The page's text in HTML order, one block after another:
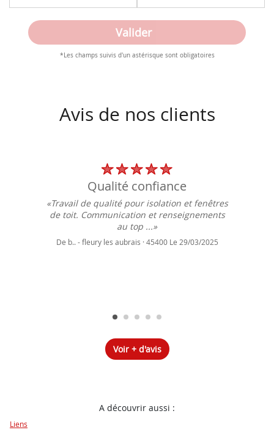
*Les champs suivis d'un astérisque sont obligatoires
Avis de nos clients
qualité confiance
«Travail de qualité pour isolation et fenêtres
de toit. Communication et renseignements
au top ...»
De b.. - fleury les aubrais · 45400 Le 29/03/2025
Voir + d'avis
A découvrir aussi :
Liens